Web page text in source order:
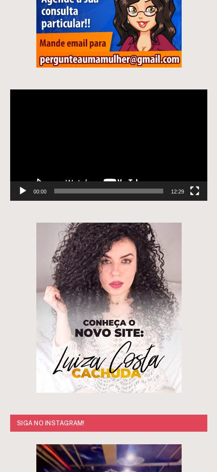
00:00 12:29
SIGA NO INSTAGRAM!